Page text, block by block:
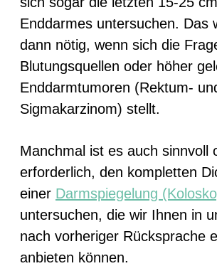
Enddarmes untersuchen. Das
dann nötig, wenn sich die
Blutungsquellen oder höher
Enddarmtumoren (Rektum-
Sigmakarzinom) stellt.
Manchmal ist es auch sinnvoll
erforderlich, den kompletten
einer Darmspiegelung
untersuchen, die wir Ihnen in
nach vorheriger Rücksprache
anbieten können.